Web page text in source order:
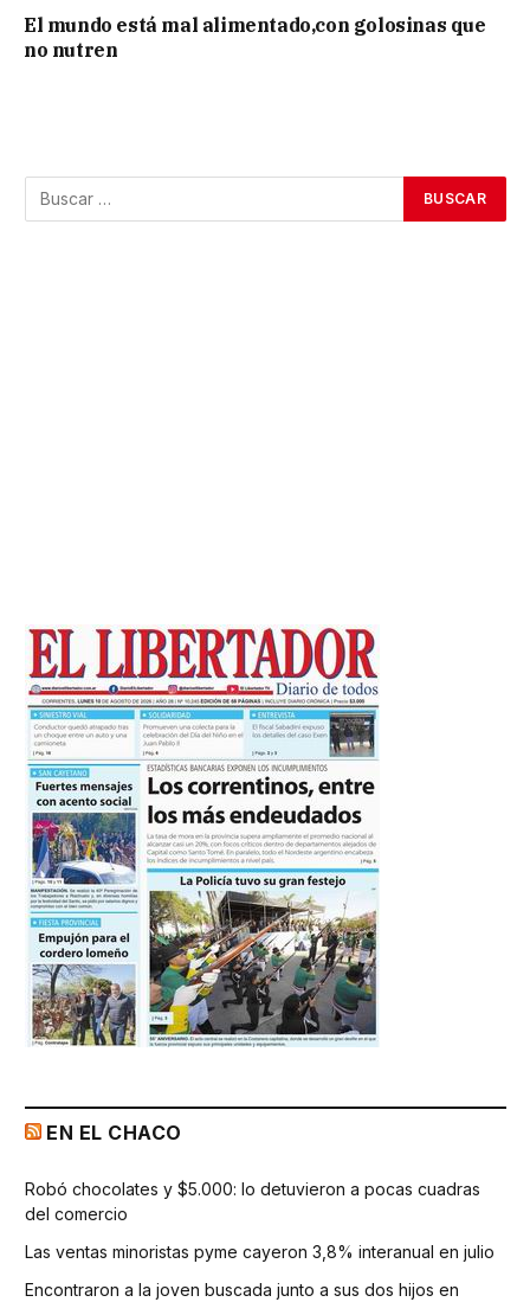
El mundo está mal alimentado,con golosinas que
no nutren
EN EL CHACO
Robó chocolates y $5.000: lo detuvieron a pocas cuadras
del comercio
Las ventas minoristas pyme cayeron 3,8% interanual en julio
Encontraron a la joven buscada junto a sus dos hijos en